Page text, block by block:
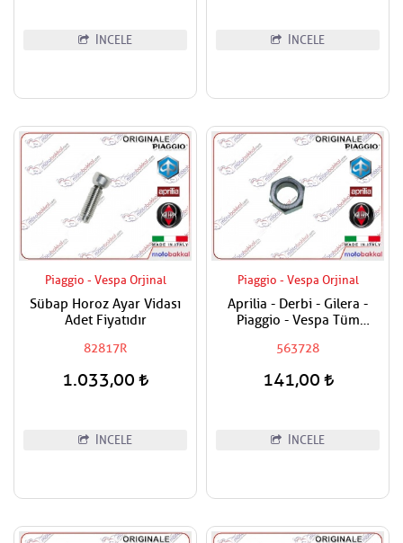
İNCELE İNCELE
Piaggio - Vespa Orjinal
Sübap Horoz Ayar Vidası
Adet Fiyatıdır
82817R
1.033,00
İNCELE
Piaggio - Vespa Orjinal
Aprilia - Derbi - Gilera -
Piaggio - Vespa Tüm
Tekerlek Somunu
563728
141,00
İNCELE